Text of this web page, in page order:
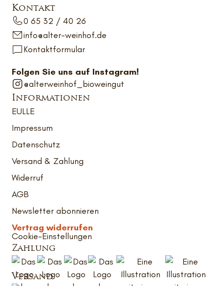
Kontakt
0 65 32 / 40 26
info@alter-weinhof.de
Kontaktformular
Folgen Sie uns auf Instagram!
@alterweinhof_bioweingut
Informationen
EULLE
Impressum
Datenschutz
Versand & Zahlung
Widerruf
AGB
Newsletter abonnieren
Vertrag widerrufen
Cookie-Einstellungen
Zahlung
Versand